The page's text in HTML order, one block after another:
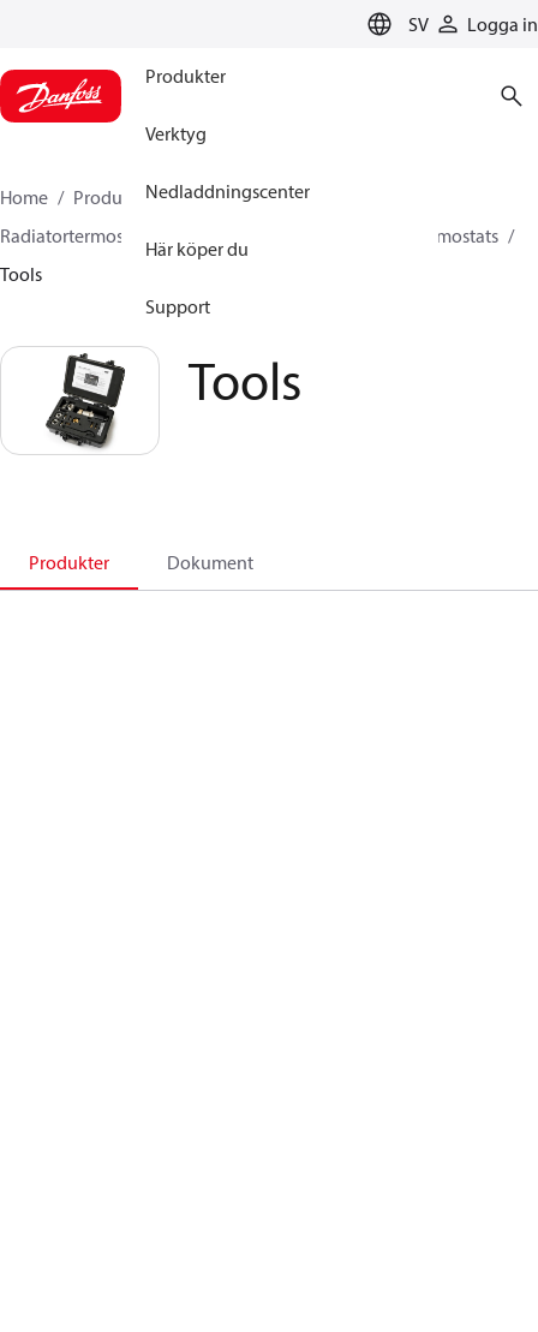
SV Logga in
Produkter
Verktyg
Nedladdningscenter
Här köper du
Support
Home Produkter
Climate Solutions for heating
Radiatortermostater
Other products for radiator thermostats
Tools
Tools
Produkter Dokument